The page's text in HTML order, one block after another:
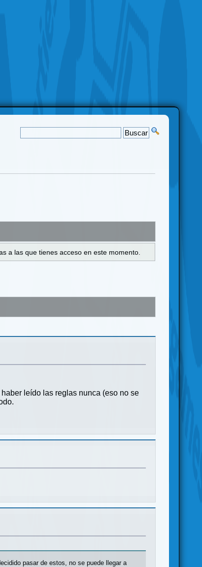
a las que tienes acceso en este momento.
leído las reglas nunca (eso no se
pasar de estos, no se puede llegar a